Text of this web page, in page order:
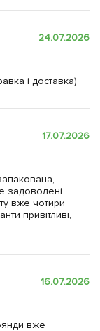
24.07.2026
і доставка)
17.07.2026
задоволені
вже чотири
привітливі,
16.07.2026
вже